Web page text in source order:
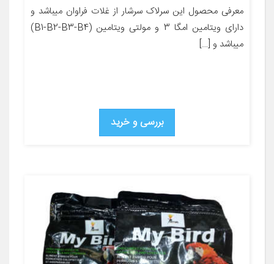
معرفی محصول این سرلاک سرشار از غلات فراوان میباشد و
دارای ویتامین امگا 3 و مولتی ویتامین (B1-B2-B3-B4)
میباشد و […]
بررسی و خرید